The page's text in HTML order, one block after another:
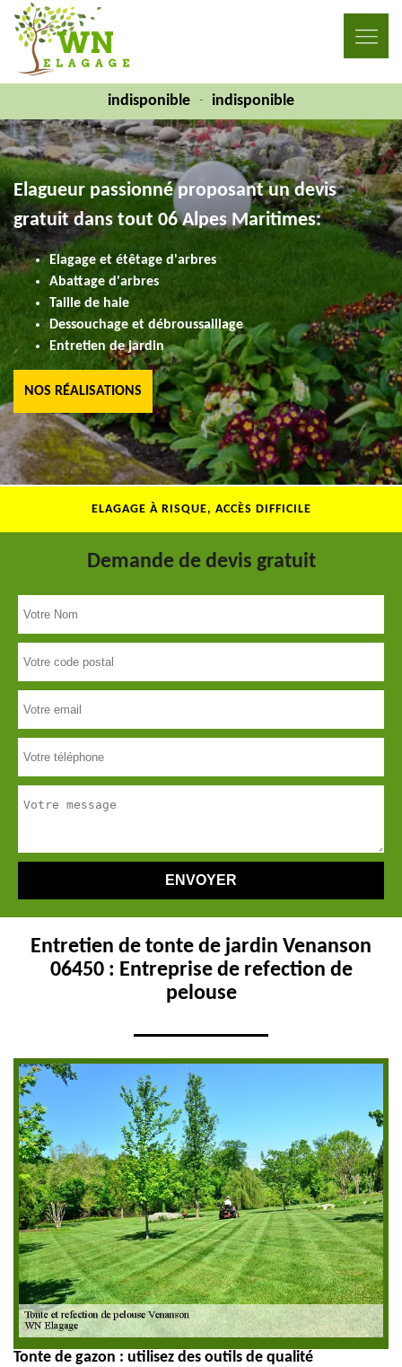
indisponible - indisponible
Elagueur passionné proposant un devis
gratuit dans tout 06 Alpes Maritimes:
Elagage et étêtage d'arbres
Abattage d'arbres
Taille de haie
Dessouchage et débroussaillage
Entretien de jardin
NOS RÉALISATIONS
ELAGAGE À RISQUE, ACCÈS DIFFICILE
Demande de devis gratuit
Entretien de tonte de jardin Venanson
06450 : Entreprise de refection de
pelouse
Tonte de gazon : utilisez des outils de qualité